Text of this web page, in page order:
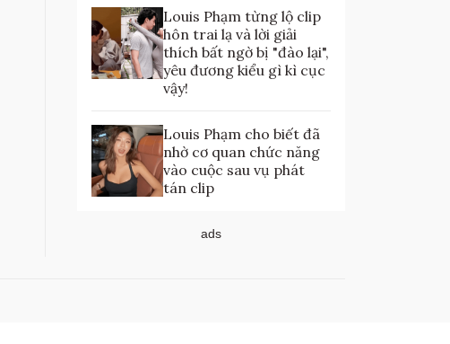
Louis Phạm từng lộ clip
hôn trai lạ và lời giải
thích bất ngờ bị "đào lại",
yêu đương kiểu gì kì cục
vậy!
Louis Phạm cho biết đã
nhờ cơ quan chức năng
vào cuộc sau vụ phát
tán clip
ads